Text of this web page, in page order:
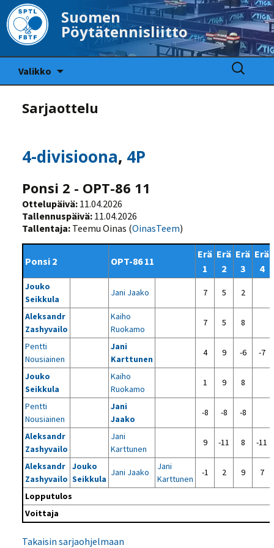
Suomen
Pöytätennisliitto
Valikko
Haku:
Sarjaottelu
4-divisioona, 4P
Ponsi 2 - OPT-86 11
Ottelupäivä: 11.04.2026
Tallennuspäivä: 11.04.2026
Tallentaja: Teemu Oinas (OinasTeem)
Ponsi 2 OPT-86 11
Erä
1
Erä
2
Erä
3
Erä
4
Jouko
Seikkula
Jani Jaako 7 5 2
Aleksandr
Zashyvailo
Kaiho
Ruokamo
7 5 8
Pentti
Nousiainen
Jani
Karttunen
4 9 -6 -7
Jouko
Seikkula
Kaiho
Ruokamo
1 9 8
Pentti
Nousiainen
Jani
Jaako
-8 -8 -8
Aleksandr
Zashyvailo
Jani
Karttunen
9 -11 8 -11
Aleksandr
Zashyvailo
Jouko
Seikkula
Jani Jaako
Jani
Karttunen
-1 2 9 7
Lopputulos
Voittaja
Takaisin sarjaohjelmaan